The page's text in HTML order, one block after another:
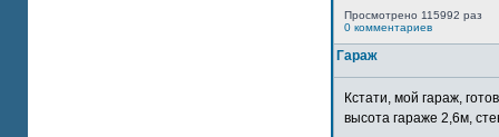
Просмотрено 115992 раз
0 комментариев
Гараж
Кстати, мой гараж,
высота гараже 2,6м,